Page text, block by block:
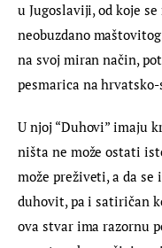
u Jugoslaviji, od koje
neobuzdano
na svoj miran način,
pesmarica na
U njoj “Duhovi” imaju
ništa ne može ostati
može preživeti, a da se
duhovit, pa i satiričan
ova stvar ima razornu